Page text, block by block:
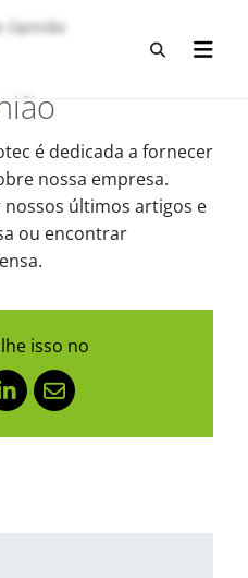
Abrir
Abrir
Opinião
é dedicada a fornecer
nossa empresa.
nossos últimos artigos e
ou encontrar
isso no
LinkedIn
Mail